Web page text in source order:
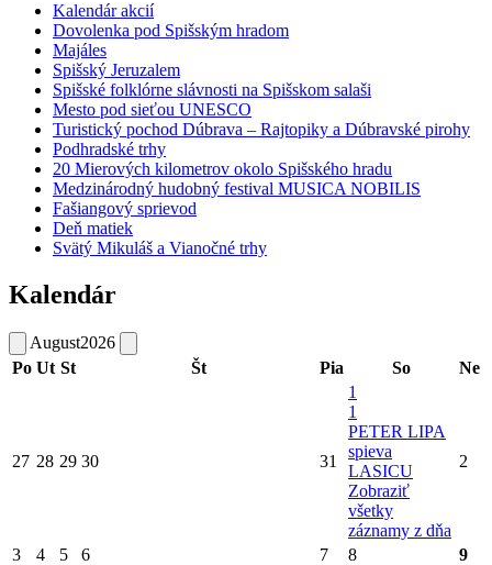
Kalendár akcií
Dovolenka pod Spišským hradom
Majáles
Spišský Jeruzalem
Spišské folklórne slávnosti na Spišskom salaši
Mesto pod sieťou UNESCO
Turistický pochod Dúbrava – Rajtopiky a Dúbravské pirohy
Podhradské trhy
20 Mierových kilometrov okolo Spišského hradu
Medzinárodný hudobný festival MUSICA NOBILIS
Fašiangový sprievod
Deň matiek
Svätý Mikuláš a Vianočné trhy
Kalendár
August2026
Po Ut St Št Pia So Ne
27 28 29 30 31
1
1
PETER LIPA
spieva
LASICU
Zobraziť
všetky
záznamy z dňa
2
3 4 5 6 7 8
9